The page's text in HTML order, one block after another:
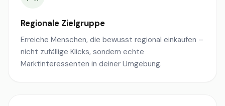
Regionale Zielgruppe
Erreiche Menschen, die bewusst regional einkaufen –
nicht zufällige Klicks, sondern echte
Marktinteressenten in deiner Umgebung.